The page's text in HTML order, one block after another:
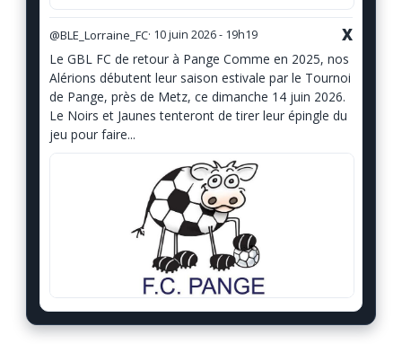
@BLE_Lorraine_FC· 10 juin 2026 - 19h19 X
Le GBL FC de retour à Pange Comme en 2025, nos
Alérions débutent leur saison estivale par le Tournoi
de Pange, près de Metz, ce dimanche 14 juin 2026.
Le Noirs et Jaunes tenteront de tirer leur épingle du
jeu pour faire...